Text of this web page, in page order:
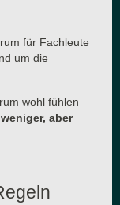
für Fachleute
um die
wohl fühlen
aber